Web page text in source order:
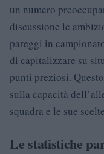
un numero
discussione le
pareggi in
di capitalizzare su
punti preziosi.
sulla capacità
squadra e le sue
Le statistiche